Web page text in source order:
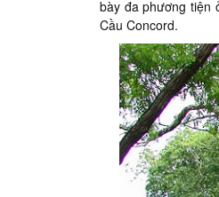
bày đa phương tiện
Cầu Concord.